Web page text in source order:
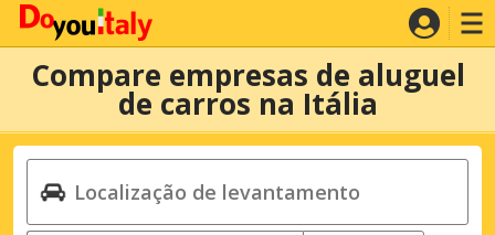
Compare empresas de aluguel
de carros na Itália